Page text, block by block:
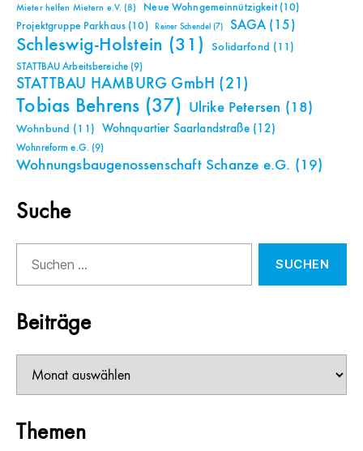
Mieter helfen Mietern e.V. (8) Neue Wohngemeinnützigkeit(10)
Projektgruppe Parkhaus (10) Reiner Schendel (7) SAGA(15)
Schleswig-Holstein (31) Solidarfond (11)
STATTBAU Arbeitsbereiche (9)
STATTBAU HAMBURG GmbH (21)
Tobias Behrens (37) Ulrike Petersen (18)
Wohnbund (11) Wohnquartier Saarlandstraße(12)
Wohnreform e.G.(9)
Wohnungsbaugenossenschaft Schanze e.G. (19)
Suche
nach:
Beiträge
Themen